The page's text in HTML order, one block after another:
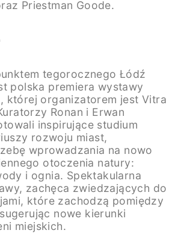
Priestman Goode.
tegorocznego Łódź
polska premiera wystawy
której organizatorem jest Vitra
Ronan i Erwan
inspirujące studium
rozwoju miast,
wprowadzania na nowo
otoczenia natury:
i ognia. Spektakularna
zachęca zwiedzających do
które zachodzą pomiędzy
nowe kierunki
miejskich.